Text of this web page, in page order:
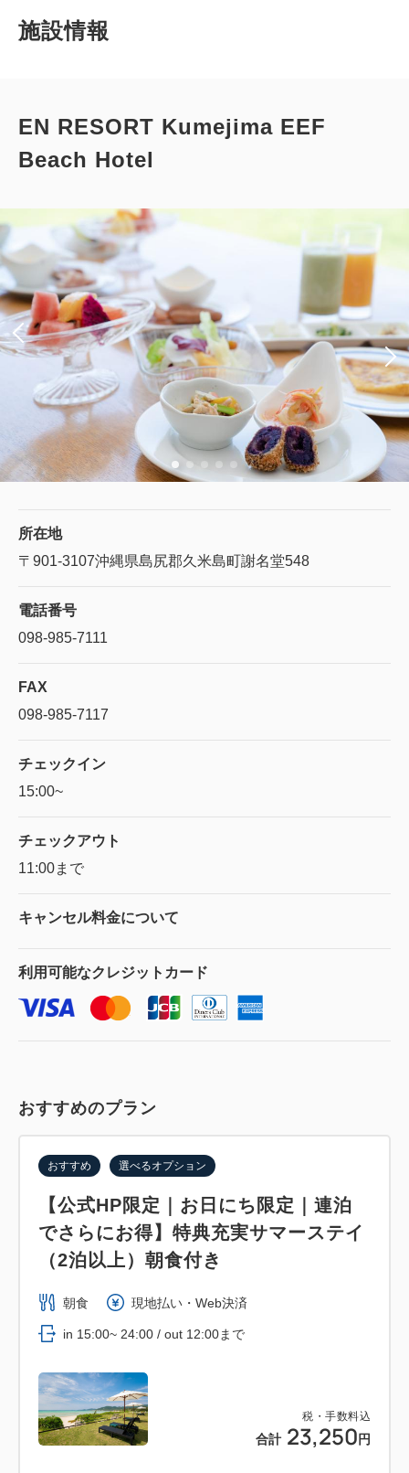
施設情報
EN RESORT Kumejima EEF
Beach Hotel
所在地
〒901-3107沖縄県島尻郡久米島町謝名堂548
電話番号
098-985-7111
FAX
098-985-7117
チェックイン
15:00~
チェックアウト
11:00まで
キャンセル料金について
利用可能なクレジットカード
おすすめのプラン
税・手数料込
合計 23,250 円
おすすめ 選べるオプション
【公式HP限定｜お日にち限定｜連泊
でさらにお得】特典充実サマーステイ
（2泊以上）朝食付き
朝食 現地払い・Web決済
in 15:00~ 24:00 / out 12:00まで